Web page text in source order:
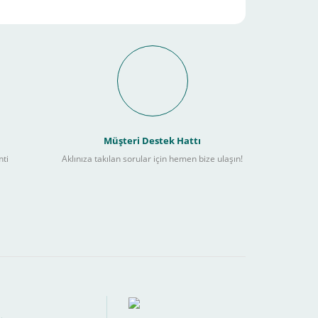
İmkanı Nasıl
Müşteri Destek Hattı
Aklınıza takılan sorular için hemen bize ulaşın!